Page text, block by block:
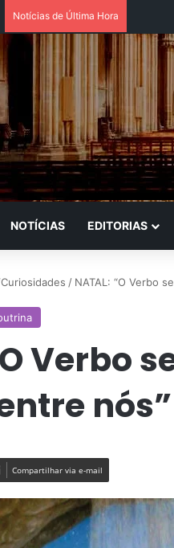
Notícias de Última Hora
NOTÍCIAS EDITORIAS
/ NATAL: “O Verbo
Verbo
nós”
Compartilhar via e-mail